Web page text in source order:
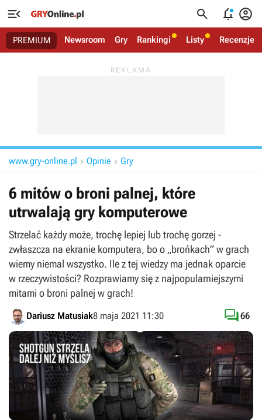
   
PREMIUM Newsroom Gry Rankingi Listy Recenzje
www.gry-online.pl  Opinie  Gry
6 mitów o broni palnej, które
utrwalają gry komputerowe
Strzelać każdy może, trochę lepiej lub trochę gorzej -
zwłaszcza na ekranie komputera, bo o „brońkach” w grach
wiemy niemal wszystko. Ile z tej wiedzy ma jednak oparcie
w rzeczywistości? Rozprawiamy się z najpopularniejszymi
mitami o broni palnej w grach!
Dariusz Matusiak8 maja 2021 11:30 66